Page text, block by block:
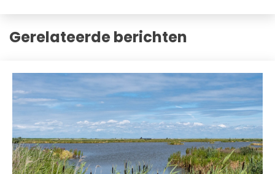
Gerelateerde berichten